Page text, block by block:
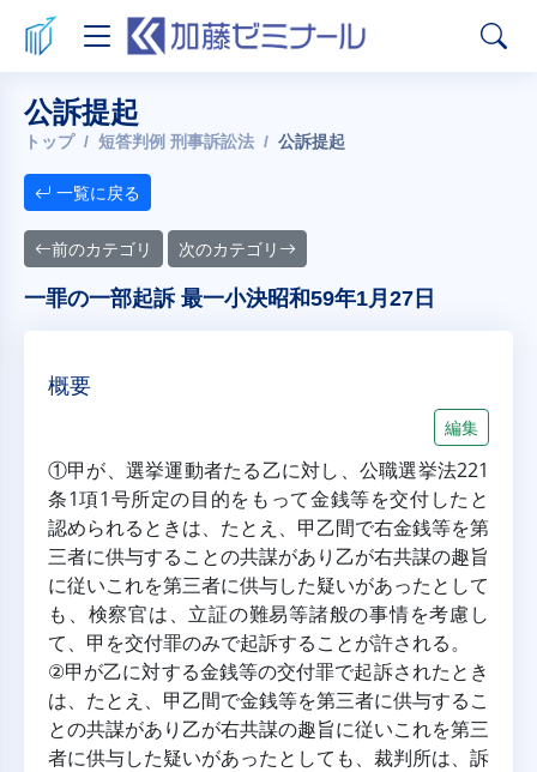
公訴提起
トップ 短答判例 刑事訴訟法 公訴提起
一覧に戻る
前のカテゴリ 次のカテゴリ
一罪の一部起訴 最一小決昭和59年1月27日
概要
編集
①甲が、選挙運動者たる乙に対し、公職選挙法221
条1項1号所定の目的をもって金銭等を交付したと
認められるときは、たとえ、甲乙間で右金銭等を第
三者に供与することの共謀があり乙が右共謀の趣旨
に従いこれを第三者に供与した疑いがあったとして
も、検察官は、立証の難易等諸般の事情を考慮し
て、甲を交付罪のみで起訴することが許される。
②甲が乙に対する金銭等の交付罪で起訴されたとき
は、たとえ、甲乙間で金銭等を第三者に供与するこ
との共謀があり乙が右共謀の趣旨に従いこれを第三
者に供与した疑いがあったとしても、裁判所は、訴